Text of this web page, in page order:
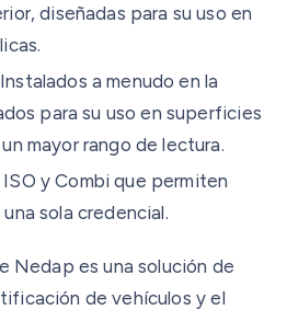
diseñadas para su uso en
Instalados a menudo en la
para su uso en superficies
mayor rango de lectura.
y Combi que permiten
sola credencial.
Nedap es una solución de
de vehículos y el